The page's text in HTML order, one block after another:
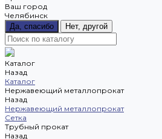
Ваш город
Челябинск
Да, спасибо
Нет, другой
Каталог
Назад
Каталог
Нержавеющий металлопрокат
Назад
Нержавеющий металлопрокат
Сетка
Трубный прокат
Назад